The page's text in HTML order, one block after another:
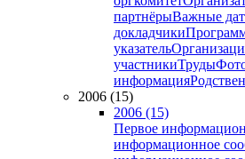
партнёрыВажные
докладчики
указатель
участникиТруды
информация
2006 (15)
2006 (15)
Первое
информационное